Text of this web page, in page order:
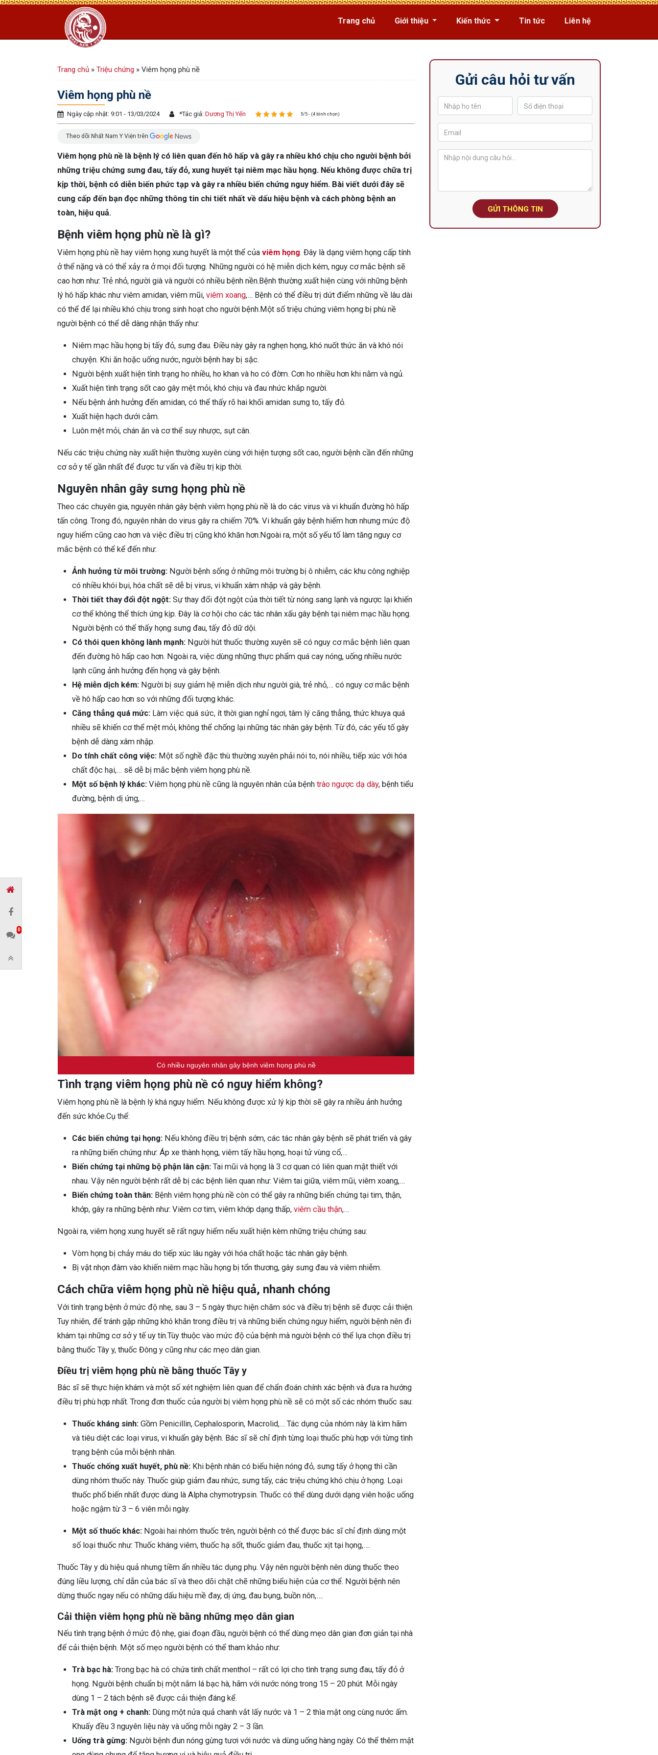
Trang chủ Giới thiệu Kiến thức Tin tức Liên hệ
Trang chủ » Triệu chứng » Viêm họng phù nề
Viêm họng phù nề
Ngày cập nhật: 9:01 - 13/03/2024 *Tác giả: Dương Thị Yến 5/5 - (4 bình chọn)
Theo dõi Nhất Nam Y Viện trên
Viêm họng phù nề là bệnh lý có liên quan đến hô hấp và gây ra nhiều khó chịu cho người bệnh bởi
những triệu chứng sưng đau, tấy đỏ, xung huyết tại niêm mạc hầu họng. Nếu không được chữa trị
kịp thời, bệnh có diễn biến phức tạp và gây ra nhiều biến chứng nguy hiểm. Bài viết dưới đây sẽ
cung cấp đến bạn đọc những thông tin chi tiết nhất về dấu hiệu bệnh và cách phòng bệnh an
toàn, hiệu quả.
Bệnh viêm họng phù nề là gì?
Viêm họng phù nề hay viêm họng xung huyết là một thể của viêm họng. Đây là dạng viêm họng cấp tính
ở thể nặng và có thể xảy ra ở mọi đối tượng. Những người có hệ miễn dịch kém, nguy cơ mắc bệnh sẽ
cao hơn như: Trẻ nhỏ, người già và người có nhiều bệnh nền.Bệnh thường xuất hiện cùng với những bệnh
lý hô hấp khác như viêm amidan, viêm mũi, viêm xoang,… Bệnh có thể điều trị dứt điểm những về lâu dài
có thể để lại nhiều khó chịu trong sinh hoạt cho người bệnh.Một số triệu chứng viêm họng bị phù nề
người bệnh có thể dễ dàng nhận thấy như:
Niêm mạc hầu họng bị tấy đỏ, sưng đau. Điều này gây ra nghẹn họng, khó nuốt thức ăn và khó nói
chuyện. Khi ăn hoặc uống nước, người bệnh hay bị sặc.
Người bệnh xuất hiện tình trạng ho nhiều, ho khan và ho có đờm. Cơn ho nhiều hơn khi nằm và ngủ.
Xuất hiện tình trạng sốt cao gây mệt mỏi, khó chịu và đau nhức khắp người.
Nếu bệnh ảnh hưởng đến amidan, có thể thấy rõ hai khối amidan sưng to, tấy đỏ.
Xuất hiện hạch dưới cằm.
Luôn mệt mỏi, chán ăn và cơ thể suy nhược, sụt cân.
Nếu các triệu chứng này xuất hiện thường xuyên cùng với hiện tượng sốt cao, người bệnh cần đến những
cơ sở y tế gần nhất để được tư vấn và điều trị kịp thời.
Nguyên nhân gây sưng họng phù nề
Theo các chuyên gia, nguyên nhân gây bệnh viêm họng phù nề là do các virus và vi khuẩn đường hô hấp
tấn công. Trong đó, nguyên nhân do virus gây ra chiếm 70%. Vi khuẩn gây bệnh hiếm hơn nhưng mức độ
nguy hiểm cũng cao hơn và việc điều trị cũng khó khăn hơn.Ngoài ra, một số yếu tố làm tăng nguy cơ
mắc bệnh có thể kể đến như:
Ảnh hưởng từ môi trường: Người bệnh sống ở những môi trường bị ô nhiễm, các khu công nghiệp
có nhiều khói bụi, hóa chất sẽ dễ bị virus, vi khuẩn xâm nhập và gây bệnh.
Thời tiết thay đổi đột ngột: Sự thay đổi đột ngột của thời tiết từ nóng sang lạnh và ngược lại khiến
cơ thể không thể thích ứng kịp. Đây là cơ hội cho các tác nhân xấu gây bệnh tại niêm mạc hầu họng.
Người bệnh có thể thấy họng sưng đau, tấy đỏ dữ dội.
Có thói quen không lành mạnh: Người hút thuốc thường xuyên sẽ có nguy cơ mắc bệnh liên quan
đến đường hô hấp cao hơn. Ngoài ra, việc dùng những thực phẩm quá cay nóng, uống nhiều nước
lạnh cũng ảnh hưởng đến họng và gây bệnh.
Hệ miễn dịch kém: Người bị suy giảm hệ miễn dịch như người già, trẻ nhỏ,… có nguy cơ mắc bệnh
về hô hấp cao hơn so với những đối tượng khác.
Căng thẳng quá mức: Làm việc quá sức, ít thời gian nghỉ ngơi, tâm lý căng thẳng, thức khuya quá
nhiều sẽ khiến cơ thể mệt mỏi, không thể chống lại những tác nhân gây bệnh. Từ đó, các yếu tố gây
bệnh dễ dàng xâm nhập.
Do tính chất công việc: Một số nghề đặc thù thường xuyên phải nói to, nói nhiều, tiếp xúc với hóa
chất độc hại,… sẽ dễ bị mắc bệnh viêm họng phù nề.
Một số bệnh lý khác: Viêm họng phù nề cũng là nguyên nhân của bệnh trào ngược dạ dày, bệnh tiểu
đường, bệnh dị ứng,…
Có nhiều nguyên nhân gây bệnh viêm họng phù nề
Tình trạng viêm họng phù nề có nguy hiểm không?
Viêm họng phù nề là bệnh lý khá nguy hiểm. Nếu không được xử lý kịp thời sẽ gây ra nhiều ảnh hưởng
đến sức khỏe.Cụ thể:
Các biến chứng tại họng: Nếu không điều trị bệnh sớm, các tác nhân gây bệnh sẽ phát triển và gây
ra những biến chứng như: Áp xe thành họng, viêm tấy hầu họng, hoại tử vùng cổ,…
Biến chứng tại những bộ phận lân cận: Tai mũi và họng là 3 cơ quan có liên quan mật thiết với
nhau. Vậy nên người bệnh rất dễ bị các bệnh liên quan như: Viêm tai giữa, viêm mũi, viêm xoang,…
Biến chứng toàn thân: Bệnh viêm họng phù nề còn có thể gây ra những biến chứng tại tim, thận,
khớp, gây ra những bệnh như: Viêm cơ tim, viêm khớp dạng thấp, viêm cầu thận,…
Ngoài ra, viêm họng xung huyết sẽ rất nguy hiểm nếu xuất hiện kèm những triệu chứng sau:
Vòm họng bị chảy máu do tiếp xúc lâu ngày với hóa chất hoặc tác nhân gây bệnh.
Bị vật nhọn đâm vào khiến niêm mạc hầu họng bị tổn thương, gây sưng đau và viêm nhiễm.
Cách chữa viêm họng phù nề hiệu quả, nhanh chóng
Với tình trạng bệnh ở mức độ nhẹ, sau 3 – 5 ngày thực hiện chăm sóc và điều trị bệnh sẽ được cải thiện.
Tuy nhiên, để tránh gặp những khó khăn trong điều trị và những biến chứng nguy hiểm, người bệnh nên đi
khám tại những cơ sở y tế uy tín.Tùy thuộc vào mức độ của bệnh mà người bệnh có thể lựa chọn điều trị
bằng thuốc Tây y, thuốc Đông y cũng như các mẹo dân gian.
Điều trị viêm họng phù nề bằng thuốc Tây y
Bác sĩ sẽ thực hiện khám và một số xét nghiệm liên quan để chẩn đoán chính xác bệnh và đưa ra hướng
điều trị phù hợp nhất. Trong đơn thuốc của người bị viêm họng phù nề sẽ có một số các nhóm thuốc sau:
Thuốc kháng sinh: Gồm Penicillin, Cephalosporin, Macrolid,… Tác dụng của nhóm này là kìm hãm
và tiêu diệt các loại virus, vi khuẩn gây bệnh. Bác sĩ sẽ chỉ định từng loại thuốc phù hợp với từng tình
trạng bệnh của mỗi bệnh nhân.
Thuốc chống xuất huyết, phù nề: Khi bệnh nhân có biểu hiện nóng đỏ, sưng tấy ở họng thì cần
dùng nhóm thuốc này. Thuốc giúp giảm đau nhức, sưng tấy, các triệu chứng khó chịu ở họng. Loại
thuốc phổ biến nhất được dùng là Alpha chymotrypsin. Thuốc có thể dùng dưới dạng viên hoặc uống
hoặc ngậm từ 3 – 6 viên mỗi ngày.
Một số thuốc khác: Ngoài hai nhóm thuốc trên, người bệnh có thể được bác sĩ chỉ định dùng một
số loại thuốc như: Thuốc kháng viêm, thuốc hạ sốt, thuốc giảm đau, thuốc xịt tại họng,….
Thuốc Tây y dù hiệu quả nhưng tiềm ẩn nhiều tác dụng phụ. Vậy nên người bệnh nên dùng thuốc theo
đúng liều lượng, chỉ dẫn của bác sĩ và theo dõi chặt chẽ những biểu hiện của cơ thể. Người bệnh nên
dừng thuốc ngay nếu có những dấu hiệu mề đay, dị ứng, đau bụng, buồn nôn,….
Cải thiện viêm họng phù nề bằng những mẹo dân gian
Nếu tình trạng bệnh ở mức độ nhẹ, giai đoạn đầu, người bệnh có thể dùng mẹo dân gian đơn giản tại nhà
để cải thiện bệnh. Một số mẹo người bệnh có thể tham khảo như:
Trà bạc hà: Trong bạc hà có chứa tinh chất menthol – rất có lợi cho tình trạng sưng đau, tấy đỏ ở
họng. Người bệnh chuẩn bị một nắm lá bạc hà, hãm với nước nóng trong 15 – 20 phút. Mỗi ngày
dùng 1 – 2 tách bệnh sẽ được cải thiện đáng kể.
Trà mật ong + chanh: Dùng một nửa quả chanh vắt lấy nước và 1 – 2 thìa mật ong cùng nước ấm.
Khuấy đều 3 nguyên liệu này và uống mỗi ngày 2 – 3 lần.
Uống trà gừng: Người bệnh đun nóng gừng tươi với nước và dùng uống hàng ngày. Có thể thêm mật
Gửi câu hỏi tư vấn
GỬI THÔNG TIN
0